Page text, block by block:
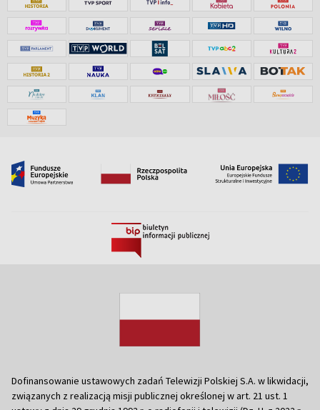
Dofinansowanie ustawowych zadań Telewizji Polskiej S.A. w likwidacji,
związanych z realizacją misji publicznej określonej w art. 21 ust. 1